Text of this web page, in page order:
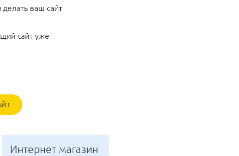
ваш сайт
сайт уже
Интернет магазин